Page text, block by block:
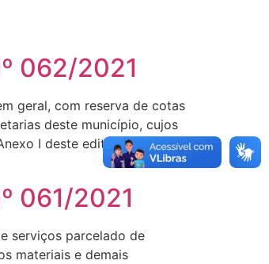
062/2021
geral, com reserva de cotas
deste município, cujos
I deste edital de
061/2021
serviços parcelado de
materiais e demais